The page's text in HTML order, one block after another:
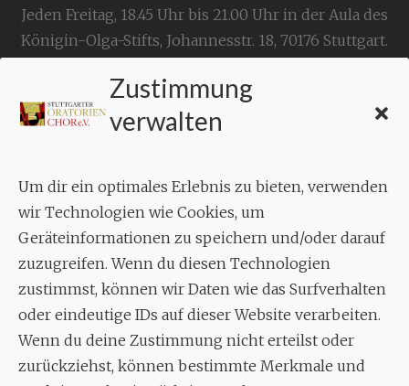
Zustimmung
verwalten
Um dir ein optimales Erlebnis zu bieten, verwenden
wir Technologien wie Cookies, um
Geräteinformationen zu speichern und/oder darauf
zuzugreifen. Wenn du diesen Technologien
zustimmst, können wir Daten wie das Surfverhalten
oder eindeutige IDs auf dieser Website verarbeiten.
Wenn du deine Zustimmung nicht erteilst oder
zurückziehst, können bestimmte Merkmale und
Jeden Freitag, 18.45 Uhr bis 21.00 Uhr in der Aula des
Königin-Olga-Stifts, Johannesstr. 18, 70176 Stuttgart.
KONTAKT
Geschäftsstelle:
Aixheimer Str. 18
70619 Stuttgart
MUSIK
Musikalischer Leiter:
Enrico Trummer
Tel.+49 (0)177 / 34 23 57 1